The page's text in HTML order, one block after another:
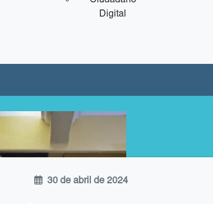
Digital
30 de abril de 2024